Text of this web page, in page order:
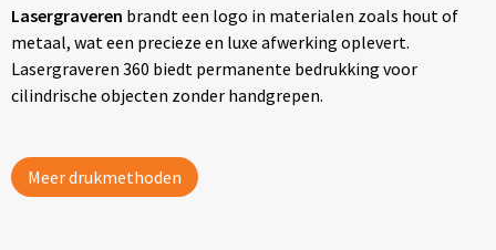
Lasergraveren brandt een logo in materialen zoals hout of
metaal, wat een precieze en luxe afwerking oplevert.
Lasergraveren 360 biedt permanente bedrukking voor
cilindrische objecten zonder handgrepen.
Meer drukmethoden